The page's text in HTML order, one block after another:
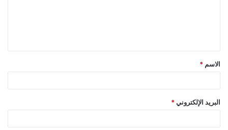
ق
*
الاسم *
البريد الإلكتروني *